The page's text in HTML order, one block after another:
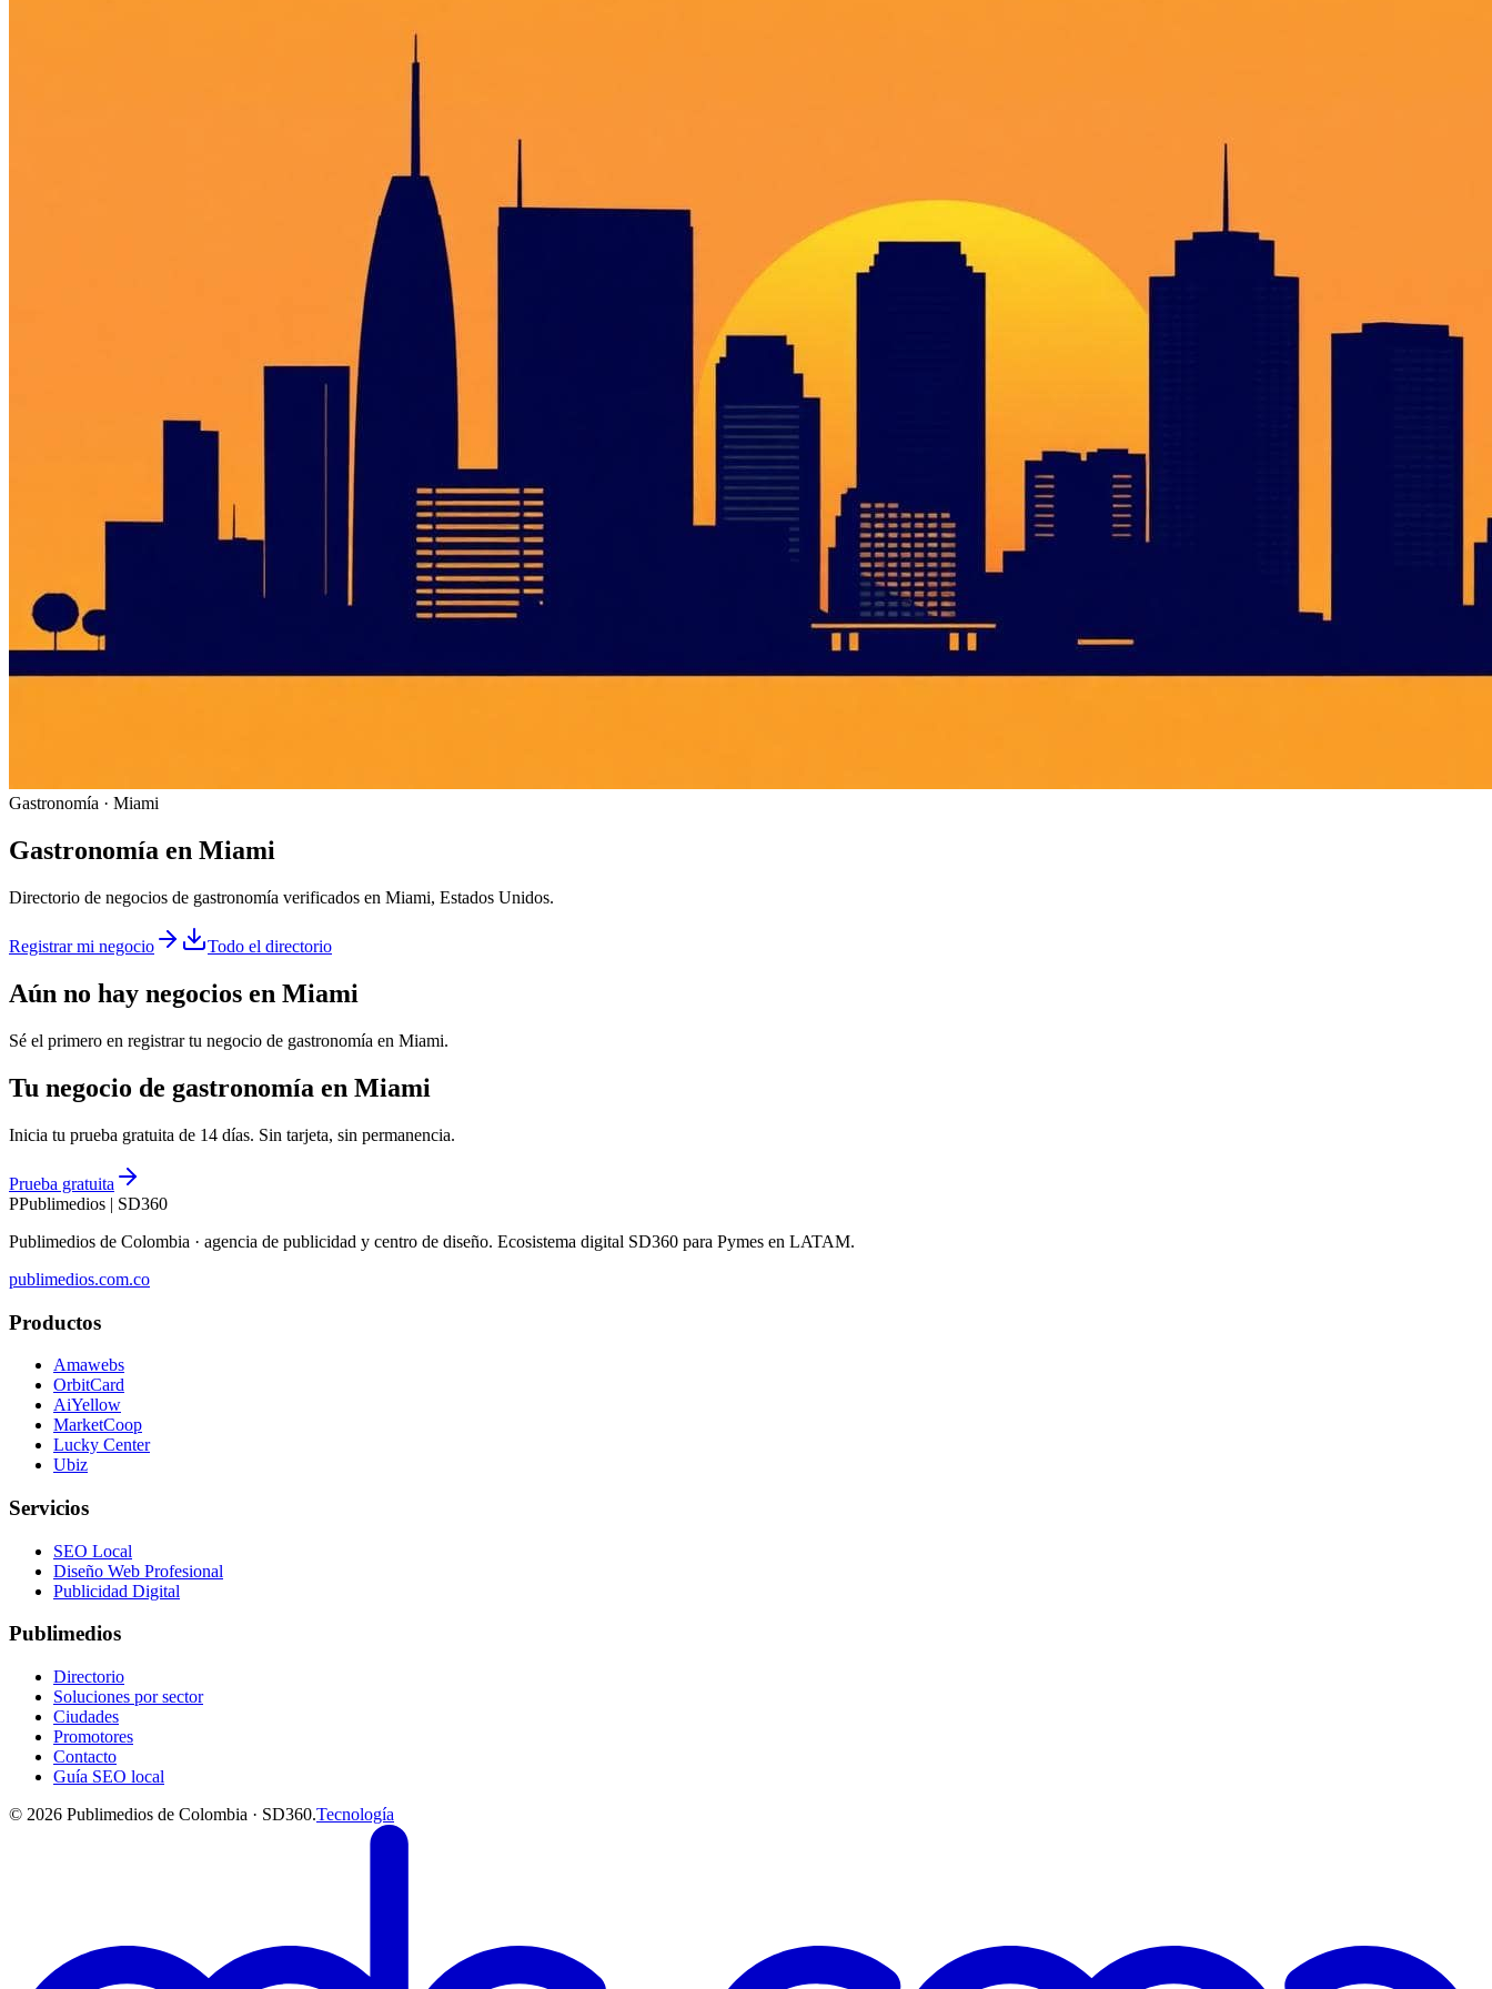
Gastronomía · Miami
Gastronomía en Miami
Directorio de negocios de gastronomía verificados en Miami, Estados Unidos.
Registrar mi negocio Todo el directorio
Aún no hay negocios en Miami
Sé el primero en registrar tu negocio de gastronomía en Miami.
Tu negocio de gastronomía en Miami
Inicia tu prueba gratuita de 14 días. Sin tarjeta, sin permanencia.
Prueba gratuita
PPublimedios | SD360
Publimedios de Colombia · agencia de publicidad y centro de diseño. Ecosistema digital SD360 para Pymes en LATAM.
publimedios.com.co
Productos
Amawebs
OrbitCard
AiYellow
MarketCoop
Lucky Center
Ubiz
Servicios
SEO Local
Diseño Web Profesional
Publicidad Digital
Publimedios
Directorio
Soluciones por sector
Ciudades
Promotores
Contacto
Guía SEO local
© 2026 Publimedios de Colombia · SD360.Tecnología